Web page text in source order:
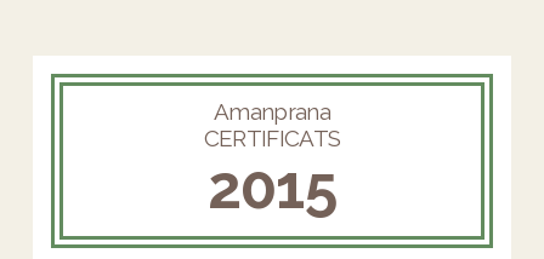
Amanprana
CERTIFICATS
2015